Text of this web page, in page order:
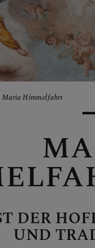
im
Maria Himmelfahrt
DER
UND